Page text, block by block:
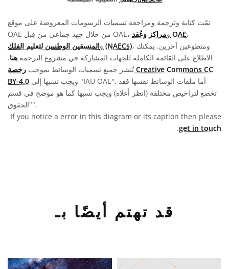
تمّت كتابة وترجمة ومراجعة تسميات الرسومات المعروضة على موقع
OAE من خلال جهد جماعي من قِبل OAE، و مراكز وعُقد OAE،
و المنسقين الوطنيين لتعليم الفلك (NAECs)، ومتطوعين آخرين. يمكنك
الاطلاع على القائمة الكاملة للجهات المشاركة في مشروع الترجمة هنا.
تُنشر جميع تسميات الوسائط بموجب رخصة Creative Commons CC
BY-4.0
تخضع لتراخيص مختلفة (انظر أعلاه) ويجب نسبها كما هو موضح في قسم
"الحقوق".
If you notice a error in this diagram or its caption then please
get in touch
.
قد تهتم أيضًا بـ